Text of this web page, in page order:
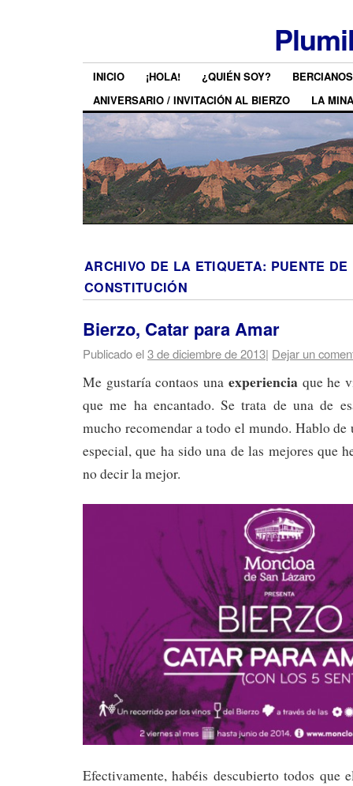
INICIO ¡HOLA! ¿QUIÉN SOY?
ANIVERSARIO / INVITACIÓN AL BIERZO
LA MINA
ARCHIVO DE LA ETIQUETA: PUENTE
CONSTITUCIÓN
Bierzo, Catar para Amar
Publicado el3 de diciembre de 2013| Dejar un
Me gustaría contaos una experienciaque he
que me ha encantado. Se trata de una de
mucho recomendar a todo el mundo. Hablo
especial, que ha sido una de las mejores que
no decir la mejor.
Efectivamente, habéis descubierto todos que